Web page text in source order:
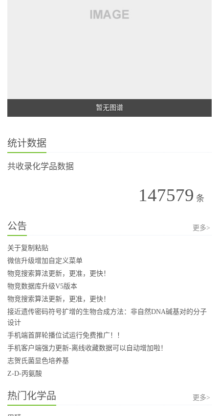
暂无图谱
统计数据
共收录化学品数据
147579 条
公告 更多>
关于复制粘贴
微信升级增加自定义菜单
物竞搜索算法更新，更准，更快！
物竞数据库升级V5版本
物竞搜索算法更新，更准，更快！
接近遗传密码符号扩增的生物合成方法：非自然DNA碱基对的分子
设计
手机端首屏轮播位试运行免费推广！！
手机客户端强力更新-离线收藏数据可以自动增加啦！
志贺氏菌显色培养基
Z-D-丙氨酸
热门化学品 更多>